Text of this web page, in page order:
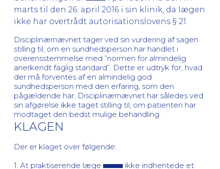
marts til den 26. april 2016 i sin klinik, da lægen
ikke har overtrådt autorisationslovens § 21.
Disciplinærnævnet tager ved sin vurdering af sagen
stilling til, om en sundhedsperson har handlet i
overensstemmelse med ”normen for almindelig
anerkendt faglig standard”. Dette er udtryk for, hvad
der må forventes af en almindelig god
sundhedsperson med den erfaring, som den
pågældende har. Disciplinærnævnet har således ved
sin afgørelse ikke taget stilling til, om patienten har
modtaget den bedst mulige behandling.
KLAGEN
Der er klaget over følgende:
1. At praktiserende læge
ikke indhentede et